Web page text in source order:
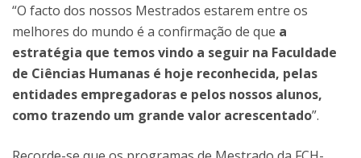
“O facto dos nossos Mestrados estarem entre os
melhores do mundo é a confirmação de que a
estratégia que temos vindo a seguir na Faculdade
de Ciências Humanas é hoje reconhecida, pelas
entidades empregadoras e pelos nossos alunos,
como trazendo um grande valor acrescentado”.